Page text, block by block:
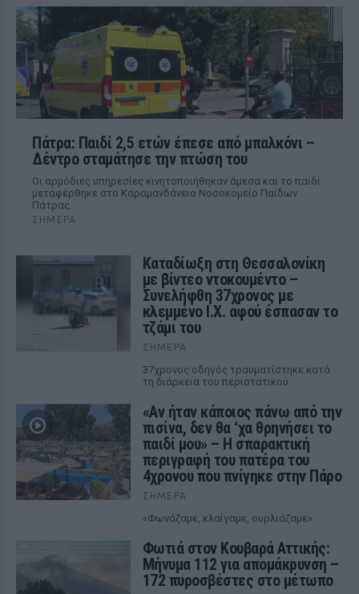
Πάτρα: Παιδί 2,5 ετών έπεσε από μπαλκόνι –
Δέντρο σταμάτησε την πτώση του
Οι αρμόδιες υπηρεσίες κινητοποιήθηκαν άμεσα και το παιδί
μεταφέρθηκε στο Καραμανδάνειο Νοσοκομείο Παίδων
Πάτρας.
ΣΉΜΕΡΑ
Καταδίωξη στη Θεσσαλονίκη
με βίντεο ντοκουμέντο –
Συνελήφθη 37χρονος με
κλεμμένο Ι.Χ. αφού έσπασαν το
τζάμι του
ΣΉΜΕΡΑ
37χρονος οδηγός τραυματίστηκε κατά
τη διάρκεια του περιστατικού
«Αν ήταν κάποιος πάνω από την
πισίνα, δεν θα ‘χα θρηνήσει το
παιδί μου» – Η σπαρακτική
περιγραφή του πατέρα του
4χρονου που πνίγηκε στην Πάρο
ΣΉΜΕΡΑ
«Φωνάζαμε, κλαίγαμε, ουρλιάζαμε»
Φωτιά στον Κουβαρά Αττικής:
Μήνυμα 112 για απομάκρυνση –
172 πυροσβέστες στο μέτωπο